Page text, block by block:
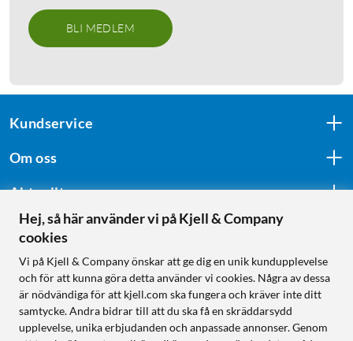
BLI MEDLEM
Kundservice
Om oss
Aktuellt
Följ oss
Handla från:
Hej, så här använder vi på Kjell & Company
cookies
Vi på Kjell & Company önskar att ge dig en unik kundupplevelse
och för att kunna göra detta använder vi cookies. Några av dessa
är nödvändiga för att kjell.com ska fungera och kräver inte ditt
samtycke. Andra bidrar till att du ska få en skräddarsydd
upplevelse, unika erbjudanden och anpassade annonser. Genom